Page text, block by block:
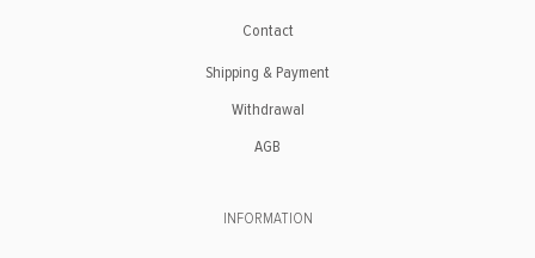
Contact
Shipping & Payment
Withdrawal
AGB
INFORMATION